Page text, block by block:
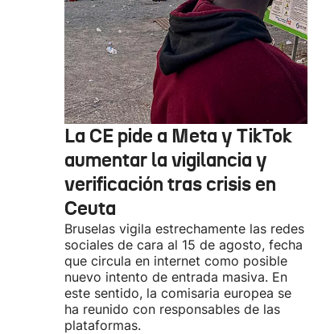
La CE pide a Meta y TikTok
aumentar la vigilancia y
verificación tras crisis en
Ceuta
Bruselas vigila estrechamente las redes
sociales de cara al 15 de agosto, fecha
que circula en internet como posible
nuevo intento de entrada masiva. En
este sentido, la comisaria europea se
ha reunido con responsables de las
plataformas.